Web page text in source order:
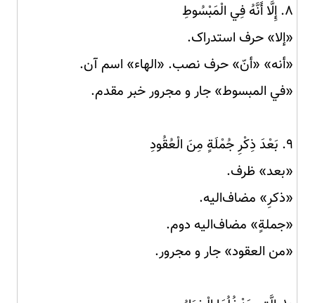
۸. إِلَّا أَنَّهُ فِي الْمَبْسُوطِ
«إلا» حرف استدراک.
«أنه» «أنّ» حرف نصب. «الهاء» اسم آن.
«في المبسوط» جار و مجرور خبر مقدم.
۹. بَعْدَ ذِكْرِ جُمْلَةٍ مِنَ الْعُقُودِ
«بعد» ظرف.
«ذكرِ» مضاف‌الیه.
«جملةٍ» مضاف‌الیه دوم.
«من العقود» جار و مجرور.